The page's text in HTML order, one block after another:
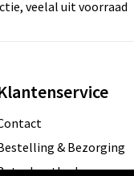
veelal uit voorraad
& Bezorging